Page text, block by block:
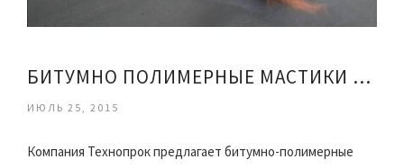
БИТУМНО ПОЛИМЕРНЫЕ МАСТИКИ ДЛЯ ГИДРОИЗОЛЯЦИИ
ИЮЛЬ 25, 2015
Компания Технопрок предлагает битумно-полимерные